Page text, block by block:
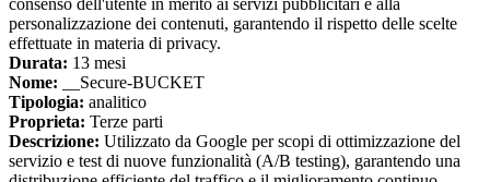
consenso dell'utente in merito ai servizi pubblicitari e alla
personalizzazione dei contenuti, garantendo il rispetto delle scelte
effettuate in materia di privacy.
Durata: 13 mesi
Nome: __Secure-BUCKET
Tipologia: analitico
Proprieta: Terze parti
Descrizione: Utilizzato da Google per scopi di ottimizzazione del
servizio e test di nuove funzionalità (A/B testing), garantendo una